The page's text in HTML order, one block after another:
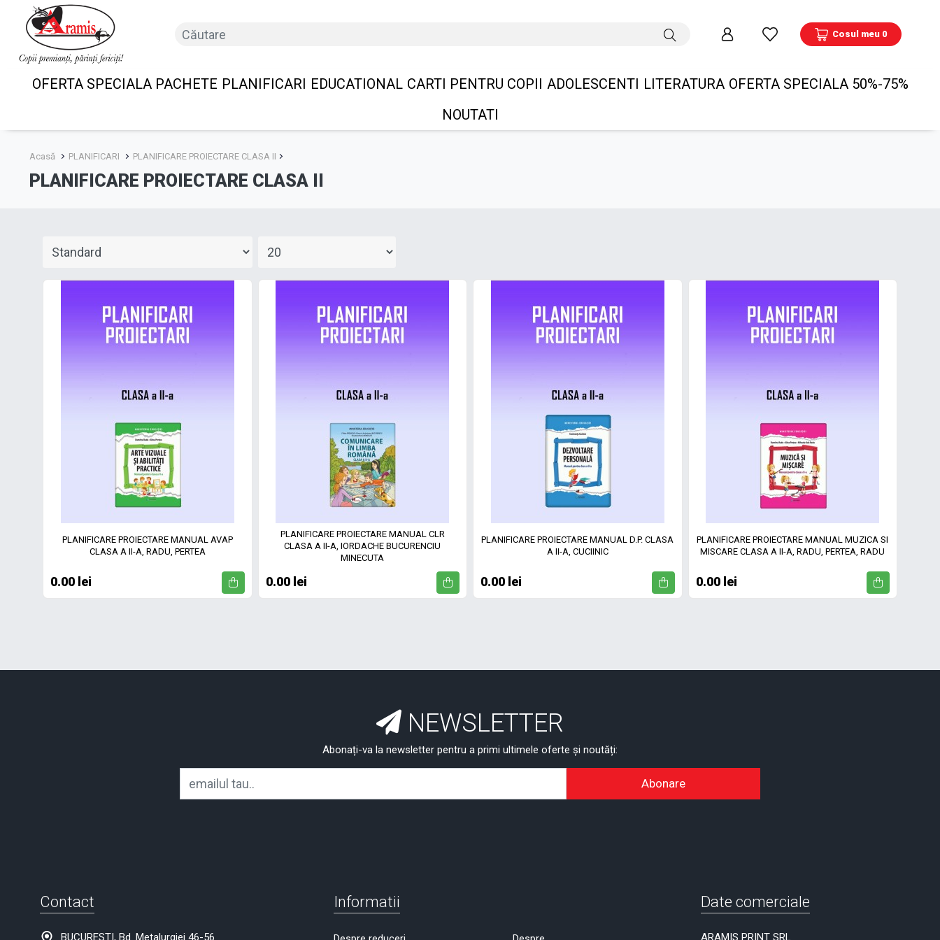
Cosul meu 0
OFERTA SPECIALA PACHETE PLANIFICARI EDUCATIONAL CARTI PENTRU COPII ADOLESCENTI LITERATURA OFERTA SPECIALA 50%-75%
NOUTATI
Acasă PLANIFICARI PLANIFICARE PROIECTARE CLASA II
PLANIFICARE PROIECTARE CLASA II
PLANIFICARE PROIECTARE MANUAL AVAP
CLASA A II-A, RADU, PERTEA
0.00 lei
PLANIFICARE PROIECTARE MANUAL CLR
CLASA A II-A, IORDACHE BUCURENCIU
MINECUTA
0.00 lei
PLANIFICARE PROIECTARE MANUAL D.P. CLASA
A II-A, CUCIINIC
0.00 lei
PLANIFICARE PROIECTARE MANUAL MUZICA SI
MISCARE CLASA A II-A, RADU, PERTEA, RADU
0.00 lei
NEWSLETTER
Abonați-va la newsletter pentru a primi ultimele oferte și noutăți:
Abonare
Contact
BUCURESTI, Bd. Metalurgiei 46-56
Informatii Date comerciale
ARAMIS PRINT SRL